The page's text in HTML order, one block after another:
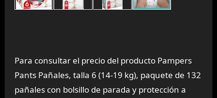
Para consultar el precio del producto Pampers
Pants Pañales, talla 6 (14-19 kg), paquete de 132
pañales con bolsillo de parada y protección a